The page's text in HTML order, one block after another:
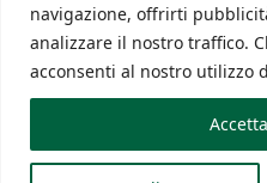
navigazione, offrirti
analizzare il nostro traffico.
acconsenti al nostro utilizzo
Copyright 2024 Green to meet® è